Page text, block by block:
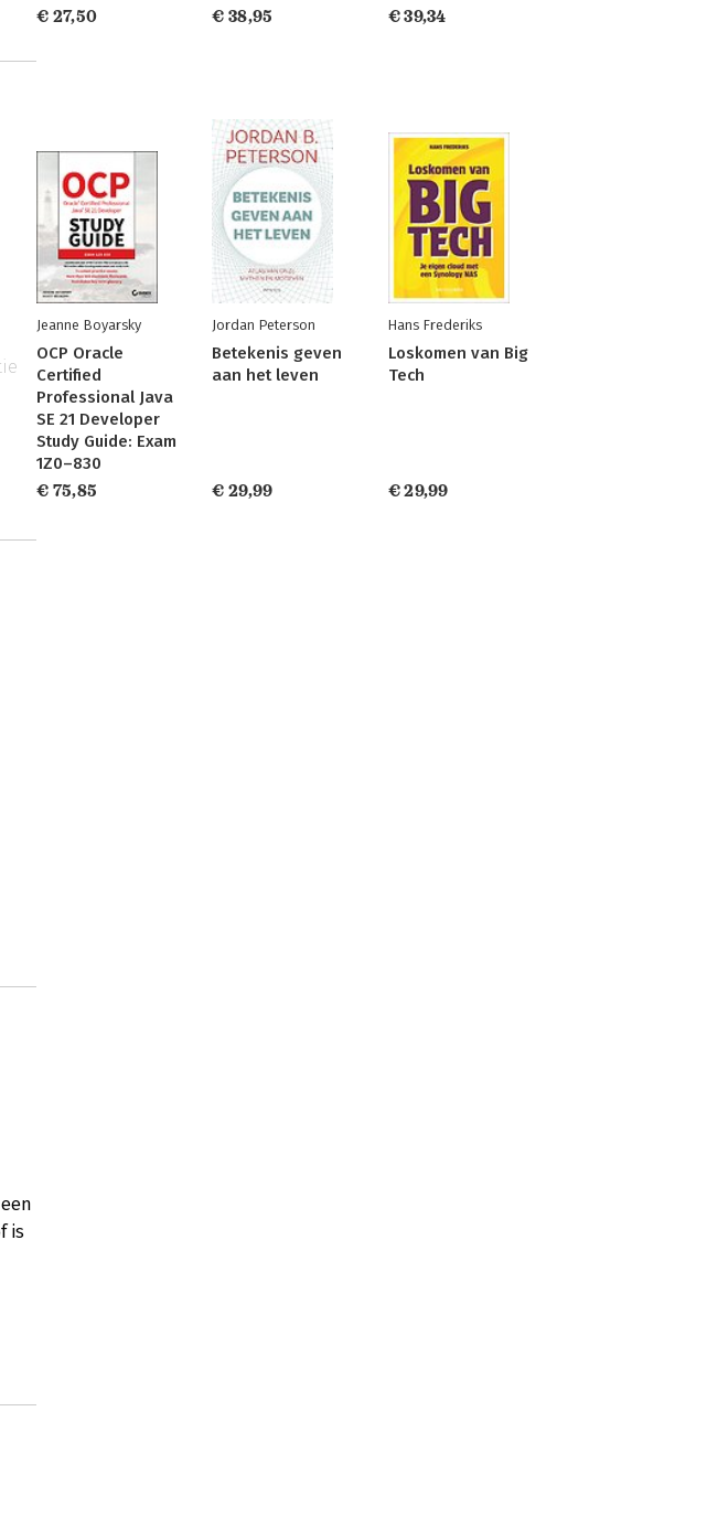
is
€ 27,50
€ 38,95
€ 39,34
Jeanne Boyarsky
OCP Oracle
Certified
Professional Java
SE 21 Developer
Study Guide: Exam
1Z0–830
€ 75,85
Jordan Peterson
Betekenis geven
aan het leven
€ 29,99
Hans Frederiks
Loskomen van Big
Tech
€ 29,99